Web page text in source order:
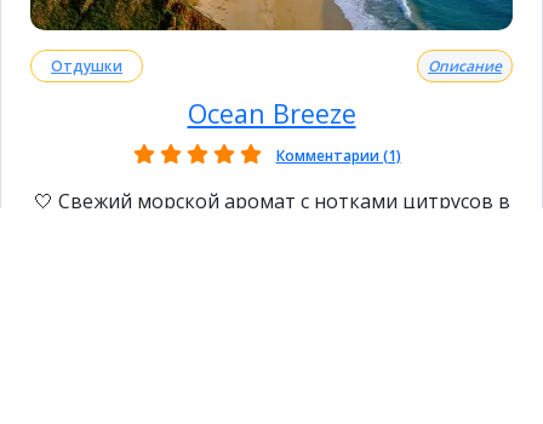
Отдушки Описание
Ocean Breeze
Комментарии (1)
🤍 Свежий морской аромат с нотками цитрусов в